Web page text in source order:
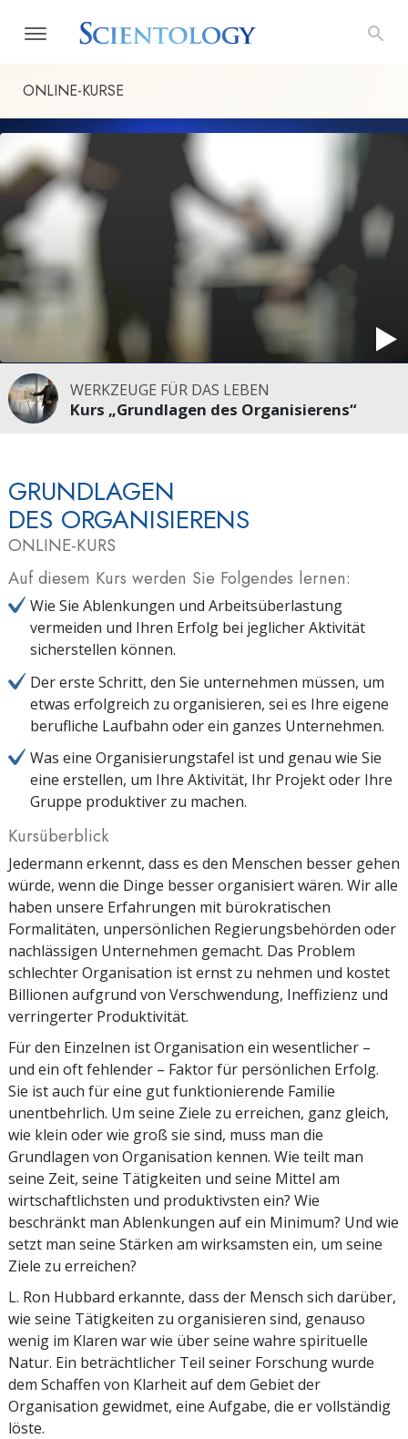
ONLINE-KURSE
WERKZEUGE FÜR DAS LEBEN
Kurs „Grundlagen des Organisierens“
GRUNDLAGEN
DES ORGANISIERENS
ONLINE-KURS
Auf diesem Kurs werden Sie Folgendes lernen:
Wie Sie Ablenkungen und Arbeitsüberlastung
vermeiden und Ihren Erfolg bei jeglicher Aktivität
sicherstellen können.
Der erste Schritt, den Sie unternehmen müssen, um
etwas erfolgreich zu organisieren, sei es Ihre eigene
berufliche Laufbahn oder ein ganzes Unternehmen.
Was eine Organisierungstafel ist und genau wie Sie
eine erstellen, um Ihre Aktivität, Ihr Projekt oder Ihre
Gruppe produktiver zu machen.
Kursüberblick
Jedermann erkennt, dass es den Menschen besser gehen
würde, wenn die Dinge besser organisiert wären. Wir alle
haben unsere Erfahrungen mit bürokratischen
Formalitäten, unpersönlichen Regierungsbehörden oder
nachlässigen Unternehmen gemacht. Das Problem
schlechter Organisation ist ernst zu nehmen und kostet
Billionen aufgrund von Verschwendung, Ineffizienz und
verringerter Produktivität.
Für den Einzelnen ist Organisation ein wesentlicher –
und ein oft fehlender – Faktor für persönlichen Erfolg.
Sie ist auch für eine gut funktionierende Familie
unentbehrlich. Um seine Ziele zu erreichen, ganz gleich,
wie klein oder wie groß sie sind, muss man die
Grundlagen von Organisation kennen. Wie teilt man
seine Zeit, seine Tätigkeiten und seine Mittel am
wirtschaftlichsten und produktivsten ein? Wie
beschränkt man Ablenkungen auf ein Minimum? Und wie
setzt man seine Stärken am wirksamsten ein, um seine
Ziele zu erreichen?
L. Ron Hubbard erkannte, dass der Mensch sich darüber,
wie seine Tätigkeiten zu organisieren sind, genauso
wenig im Klaren war wie über seine wahre spirituelle
Natur. Ein beträchtlicher Teil seiner Forschung wurde
dem Schaffen von Klarheit auf dem Gebiet der
Organisation gewidmet, eine Aufgabe, die er vollständig
löste.